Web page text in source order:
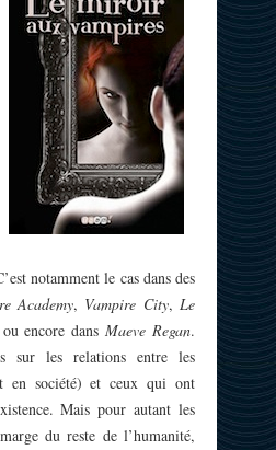
notamment le cas dans des
Academy, Vampire City,Le
encore dansMaeve Regan.
sur les relations entre les
en société) et ceux qui ont
Mais pour autant les
du reste de l’humanité,